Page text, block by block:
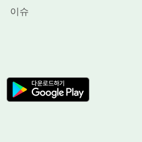
이슈